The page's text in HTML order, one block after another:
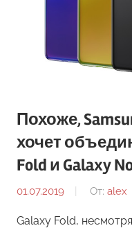
Похоже,
хочет
Fold и Galaxy
01.07.2019 От: alex
Galaxy Fold,